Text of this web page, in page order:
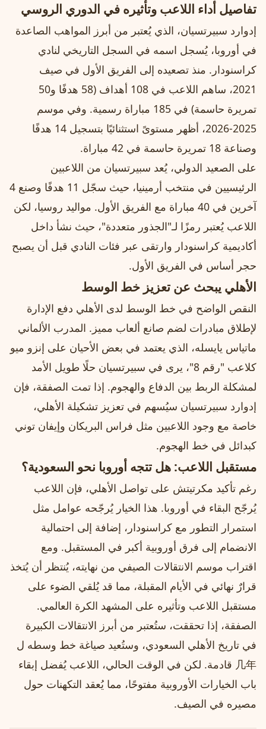
تفاصيل أداء اللاعب وتأثيره في الدوري الروسي
إدوارد سبيرتسيان، الذي يُعتبر من أبرز المواهب الصاعدة
في أوروبا، يُسجل اسمه في السجل التاريخي لنادي
كراسنودار. منذ تصعيده إلى الفريق الأول في صيف
2021، ساهم اللاعب في 108 أهداف (58 هدفًا و50
تمريرة حاسمة) في 185 مباراة رسمية. وفي موسم
2025-2026، أظهر مستوىً استثنائيًا بتسجيل 14 هدفًا
وصناعة 18 تمريرة حاسمة في 42 مباراة.
على الصعيد الدولي، يُعد سبيرتسيان من اللاعبين
الرئيسيين في منتخب أرمينيا، حيث سجّل 11 هدفًا وصنع 4
آخرين في 40 مباراة مع الفريق الأول. مواليد روسيا، لكن
اللاعب يُعتبر رمزًا لـ"الجذور متعددة"، حيث نشأ داخل
أكاديمية كراسنودار وارتقى عبر فئات النادي قبل أن يصبح
حجر أساس في الفريق الأول.
الأهلي يبحث عن تعزيز خط الوسط
النقص الواضح في خط الوسط لدى الأهلي دفع الإدارة
لإطلاق مبادرات لضم صانع ألعاب مميز. المدرب الألماني
ماتياس يايسله، الذي يعتمد في بعض الأحيان على إنزو ميو
كلاعب "رقم 8"، يرى في سبيرتسيان حلًا طويل الأمد
لمشكلة الربط بين الدفاع والهجوم. إذا تمت الصفقة، فإن
إدوارد سبيرتسيان سيُسهم في تعزيز تشكيلة الأهلي،
خاصة مع وجود اللاعبين مثل فراس البريكان وإيفان توني
كبدائل في خط الهجوم.
مستقبل اللاعب: هل تتجه أوروبا نحو السعودية؟
رغم تأكيد مكرتيتش على تواصل الأهلي، فإن اللاعب
يُرجّح البقاء في أوروبا. هذا الخيار يُرجّحه عوامل مثل
استمرار التطور مع كراسنودار، إضافة إلى احتمالية
الانضمام إلى فرق أوروبية أكبر في المستقبل. ومع
اقتراب موسم الانتقالات الصيفي من نهايته، يُنتظر أن يُتخذ
قرارٌ نهائي في الأيام المقبلة، مما قد يُلقي الضوء على
مستقبل اللاعب وتأثيره على المشهد الكرة العالمي.
الصفقة، إذا تحققت، ستُعتبر من أبرز الانتقالات الكبيرة
في تاريخ الأهلي السعودي، وستُعيد صياغة خط وسطه ل
几年 قادمة. لكن في الوقت الحالي، اللاعب يُفضل إبقاء
باب الخيارات الأوروبية مفتوحًا، مما يُعقد التكهنات حول
مصيره في الصيف.